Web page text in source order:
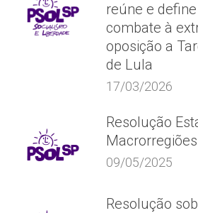
reúne e
combate à
oposição a
de Lula
17/03/2026
Resolução
Macrorregiões
09/05/2025
Resolução